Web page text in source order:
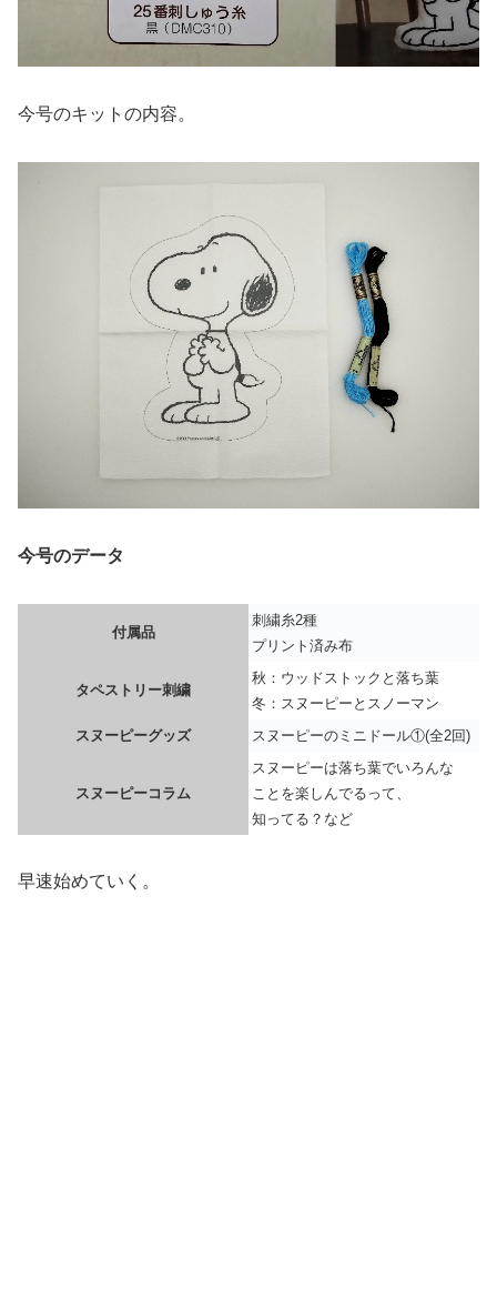
今号のキットの内容。
今号のデータ
付属品
刺繍糸2種
プリント済み布
タペストリー刺繍
秋：ウッドストックと落ち葉
冬：スヌーピーとスノーマン
スヌーピーグッズ
スヌーピーのミニドール①(全2回)
スヌーピーコラム
スヌーピーは落ち葉でいろんな
ことを楽しんでるって、
知ってる？など
早速始めていく。